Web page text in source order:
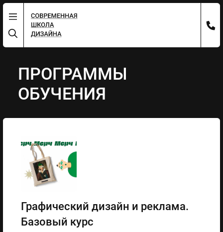
ПРОГРАММЫ
ОБУЧЕНИЯ
Графический дизайн и реклама.
Базовый курс